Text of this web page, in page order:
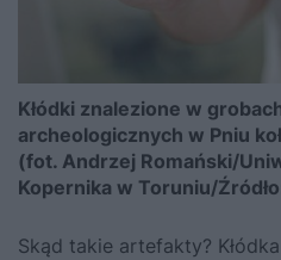
Kłódki znalezione w
archeologicznych w Pniu
(fot. Andrzej Romański/
Kopernika w Toruniu/
Skąd takie artefakty?